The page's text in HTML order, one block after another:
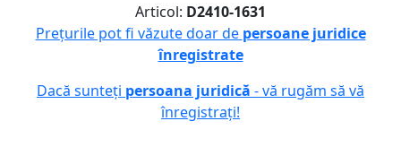
Articol: D2410-1631
Prețurile pot fi văzute doar de persoane juridice
înregistrate
Dacă sunteți persoana juridică - vă rugăm să vă
înregistrați!